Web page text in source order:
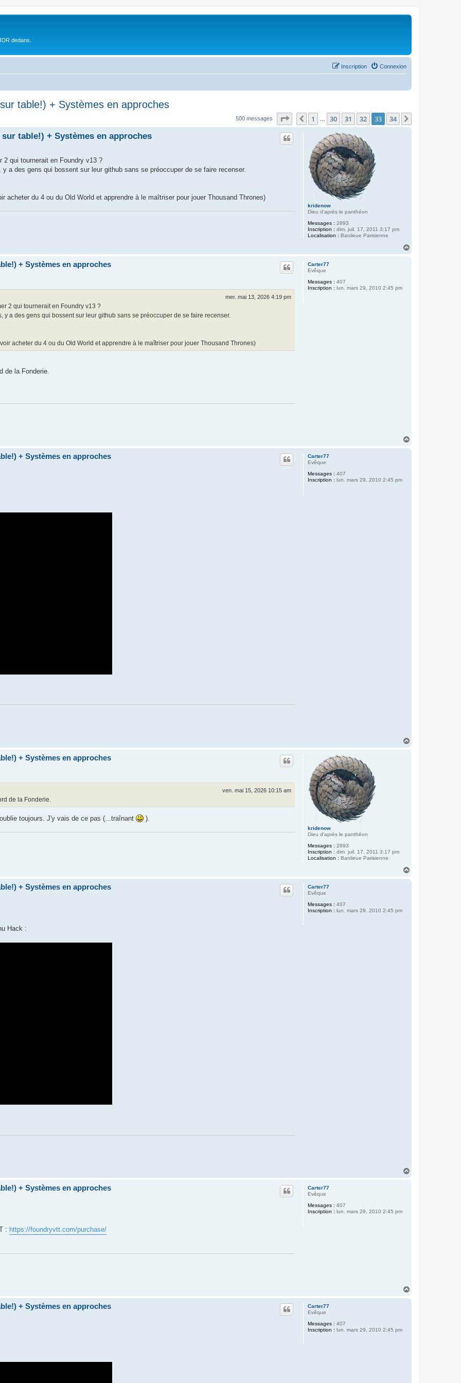
dedans.
Connexion
Inscription
table!) + Systèmes en approches
500 messages Page 33 34
Précédent
1 30 31 32 33 34
kridenow
Dieu d'après le panthéon
Messages : 2893
Inscription : dim. juil. 17, 2011 3:17 pm
Localisation : Banlieue Parisienne
table!) + Systèmes en approches
2 qui tournerait en Foundry v13 ?
a des gens qui bossent sur leur github sans se préoccuper de se faire recenser.
acheter du 4 ou du Old World et apprendre à le maîtriser pour jouer Thousand Thrones)
Carter77
Evêque
Messages : 407
Inscription : lun. mars 29, 2010 2:45 pm
+ Systèmes en approches
mer. mai 13, 2026 4:19 pm
2 qui tournerait en Foundry v13 ?
a des gens qui bossent sur leur github sans se préoccuper de se faire recenser.
acheter du 4 ou du Old World et apprendre à le maîtriser pour jouer Thousand Thrones)
de la Fonderie.
Carter77
Evêque
Messages : 407
Inscription : lun. mars 29, 2010 2:45 pm
+ Systèmes en approches
kridenow
Dieu d'après le panthéon
Messages : 2893
Inscription : dim. juil. 17, 2011 3:17 pm
Localisation : Banlieue Parisienne
+ Systèmes en approches
ven. mai 15, 2026 10:15 am
de la Fonderie.
toujours. J'y vais de ce pas (...traînant ).
Carter77
Evêque
Messages : 407
Inscription : lun. mars 29, 2010 2:45 pm
+ Systèmes en approches
Hack :
Carter77
Evêque
Messages : 407
Inscription : lun. mars 29, 2010 2:45 pm
+ Systèmes en approches
: https://foundryvtt.com/purchase/
Carter77
Evêque
Messages : 407
Inscription : lun. mars 29, 2010 2:45 pm
+ Systèmes en approches